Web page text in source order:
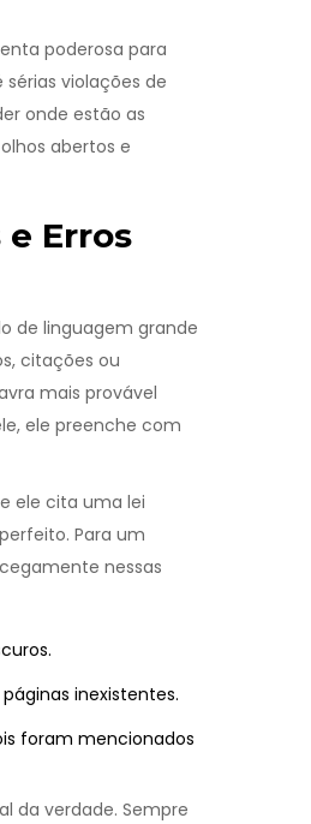
poderosa para
violações de
onde estão as
abertos e
Erros
de linguagem grande
citações ou
mais provável
ele preenche com
ele cita uma lei
Para um
nessas
inexistentes.
foram mencionados
da verdade. Sempre